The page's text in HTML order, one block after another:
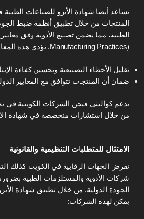
تساعد أيضا شهادة الأيزو للصناعات
المنتجات من خلال تطبيق أنظمة ضبط
Manufacturing Practices). تؤدي هذه المعايير إلى:
تقليل الأخطاء التصنيعية وتحسين كفاءة
ضمان أن المنتجات تتوافق مع المعايير
تدعم كواليتي فيجن الشركات الكويتية في
من خلال استشارات متخصصة في شهادة
الامتثال للمتطلبات التنظيمية والقانونية
تفرض الجهات الرقابية في الكويت كذلك
شركات الأدوية والمستلزمات الطبية بضرورة
الجودة الدولية. من خلال تطبيق شهادة
يمكن لهذه الشركات: